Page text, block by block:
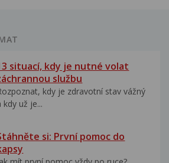
situací, kdy je nutné volat
službu
kdy je zdravotní stav vážný
kdy už je...
si: První pomoc do